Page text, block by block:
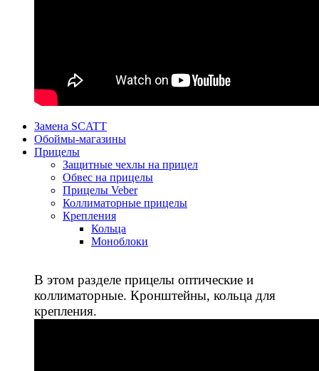
Замена SCATT
Обоймы-магазины
Прицелы
Защитные чехлы на прицел
Обвес на прицелы
Прицелы Veber
Коллиматорные прицелы
Крепления
Кольца
Моноблоки
В этом разделе прицелы оптические и
коллиматорные. Кронштейны, кольца для
крепления.